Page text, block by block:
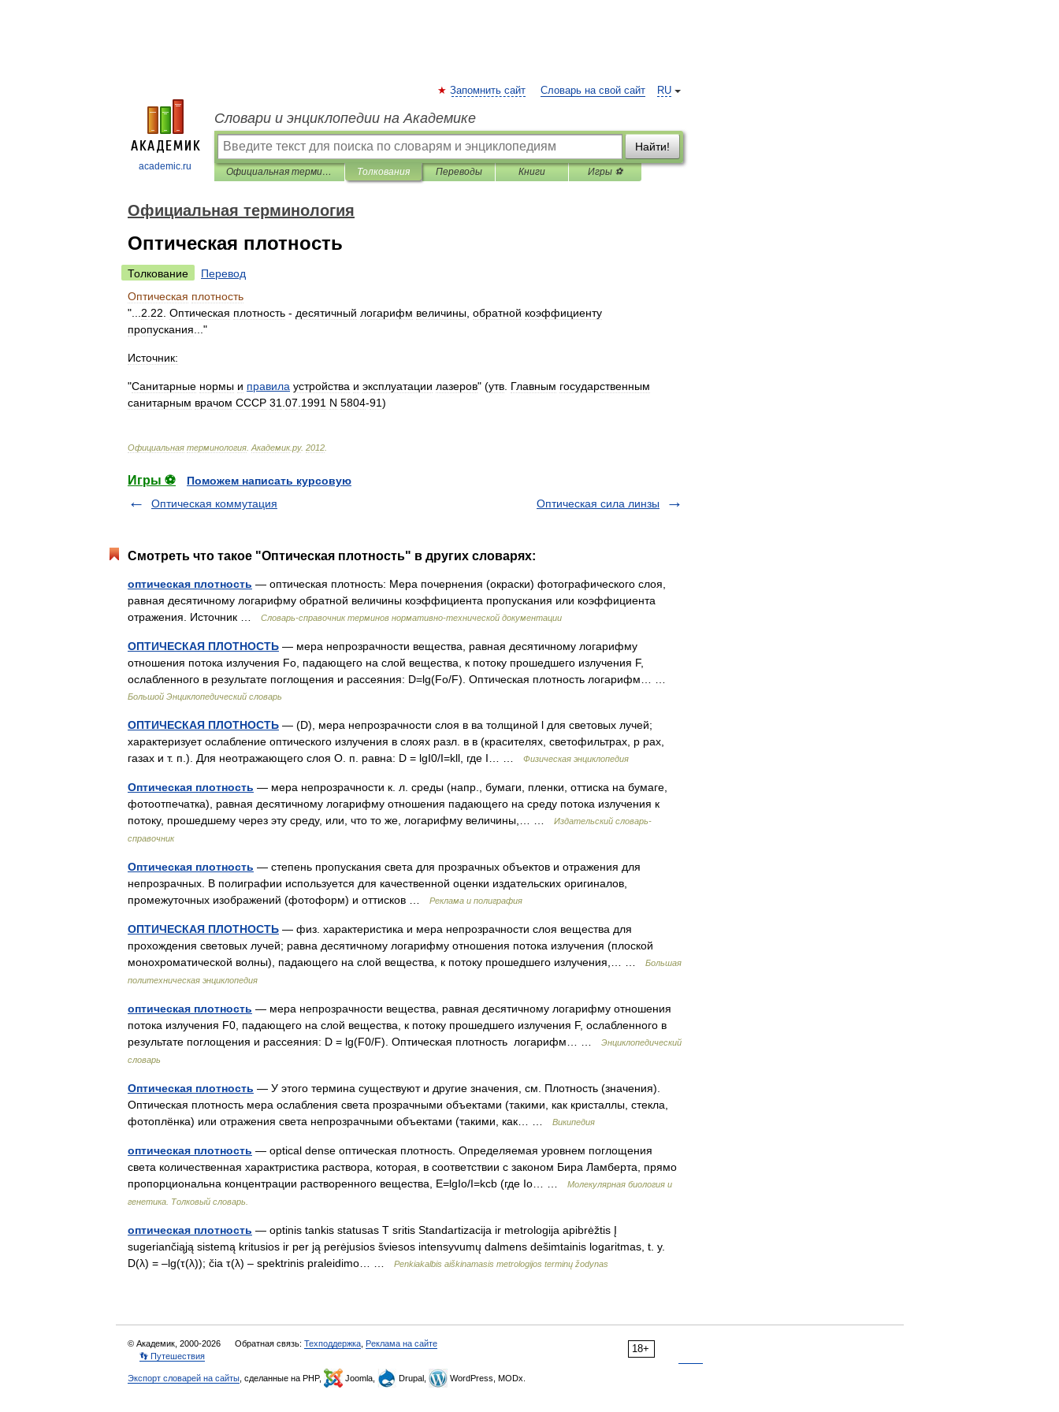
academic.ru
RU
Запомнить сайт Словарь на свой сайт
Словари и энциклопедии на Академике
Найти!
Официальная терминология Толкования Переводы Книги Игры ⚽
Официальная терминология
Оптическая плотность
Толкование
Перевод
Оптическая плотность
"... 2 22 Оптическая плотность - десятичный логарифм величины обратной коэффициенту
пропускания ..."
Источник:
"Санитарные нормы и правила устройства и эксплуатации лазеров" (утв Главным государственным
санитарным врачом СССР 31 07 1991 N 5804-91)
Официальная терминология Академик.ру. 2012
Игры ⚽
Поможем написать курсовую
Оптическая коммутация
Оптическая сила линзы
Смотреть что такое "Оптическая плотность" в других словарях:
оптическая плотность — оптическая плотность: Мера почернения (окраски) фотографического слоя,
равная десятичному логарифму обратной величины коэффициента пропускания или коэффициента
отражения. Источник …
Словарь-справочник терминов нормативно-технической документации
ОПТИЧЕСКАЯ ПЛОТНОСТЬ — мера непрозрачности вещества, равная десятичному логарифму
отношения потока излучения Fо, падающего на слой вещества, к потоку прошедшего излучения F,
ослабленного в результате поглощения и рассеяния: D=lg(Fо/F). Оптическая плотность логарифм… …
Большой Энциклопедический словарь
ОПТИЧЕСКАЯ ПЛОТНОСТЬ — (D), мера непрозрачности слоя в ва толщиной l для световых лучей;
характеризует ослабление оптического излучения в слоях разл. в в (красителях, светофильтрах, р рах,
газах и т. п.). Для неотражающего слоя О. п. равна: D = lgI0/I=kll, где I… …
Физическая энциклопедия
Оптическая плотность — мера непрозрачности к. л. среды (напр., бумаги, пленки, оттиска на бумаге,
фотоотпечатка), равная десятичному логарифму отношения падающего на среду потока излучения к
потоку, прошедшему через эту среду, или, что то же, логарифму величины,… …
Издательский словарь-
справочник
Оптическая плотность — степень пропускания света для прозрачных объектов и отражения для
непрозрачных. В полиграфии используется для качественной оценки издательских оригиналов,
промежуточных изображений (фотоформ) и оттисков …
Реклама и полиграфия
ОПТИЧЕСКАЯ ПЛОТНОСТЬ — физ. характеристика и мера непрозрачности слоя вещества для
прохождения световых лучей; равна десятичному логарифму отношения потока излучения (плоской
монохроматической волны), падающего на слой вещества, к потоку прошедшего излучения,… …
Большая
политехническая энциклопедия
оптическая плотность — мера непрозрачности вещества, равная десятичному логарифму отношения
потока излучения F0, падающего на слой вещества, к потоку прошедшего излучения F, ослабленного в
результате поглощения и рассеяния: D = lg(F0/F). Оптическая плотность логарифм… …
Энциклопедический
словарь
Оптическая плотность — У этого термина существуют и другие значения, см. Плотность (значения).
Оптическая плотность мера ослабления света прозрачными объектами (такими, как кристаллы, стекла,
фотоплёнка) или отражения света непрозрачными объектами (такими, как… …
Википедия
оптическая плотность — optical dense оптическая плотность. Определяемая уровнем поглощения
света количественная характристика раствора, которая, в соответствии с законом Бира Ламберта, прямо
пропорциональна концентрации растворенного вещества, E=lgIo/I=kcb (где Io… …
Молекулярная биология и
генетика. Толковый словарь.
оптическая плотность — optinis tankis statusas T sritis Standartizacija ir metrologija apibrėžtis Į
sugeriančiąją sistemą kritusios ir per ją perėjusios šviesos intensyvumų dalmens dešimtainis logaritmas, t. y.
D(λ) = –lg(τ(λ)); čia τ(λ) – spektrinis praleidimo… …
Penkiakalbis aiškinamasis metrologijos terminų žodynas
18+
© Академик, 2000-2026 Обратная связь: Техподдержка Реклама на сайте
👣 Путешествия
Экспорт словарей на сайты , сделанные на PHP, Joomla, Drupal, WordPress, MODx.